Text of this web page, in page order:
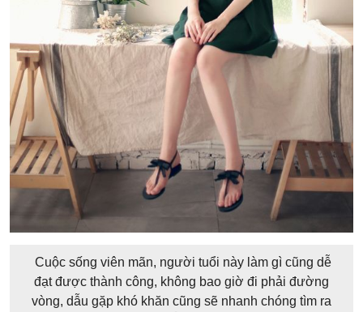
Cuộc sống viên mãn, người tuổi này làm gì cũng dễ
đạt được thành công, không bao giờ đi phải đường
vòng, dẫu gặp khó khăn cũng sẽ nhanh chóng tìm ra